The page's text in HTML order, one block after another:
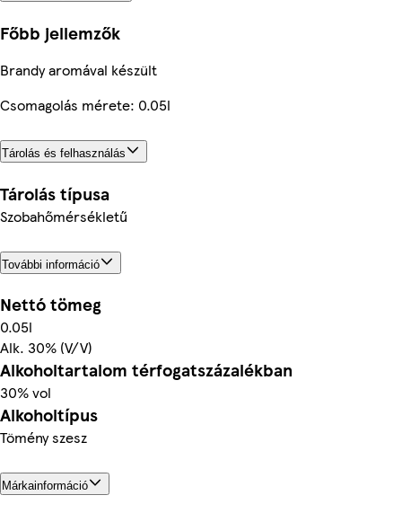
Főbb jellemzők
Brandy aromával készült
Csomagolás mérete: 0.05l
Tárolás és felhasználás
Tárolás típusa
Szobahőmérsékletű
További információ
Nettó tömeg
0.05l
Alk. 30% (V/V)
Alkoholtartalom térfogatszázalékban
30% vol
Alkoholtípus
Tömény szesz
Márkainformáció